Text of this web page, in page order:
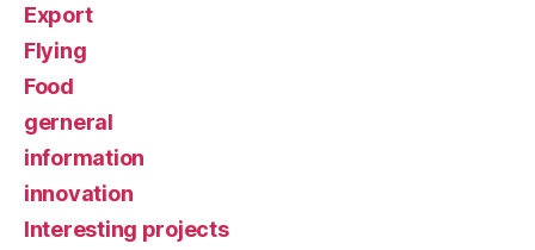
Export
Flying
Food
gerneral
information
innovation
Interesting projects